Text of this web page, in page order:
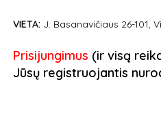
VIETA: J. Basanavičiaus 26-101,
Prisijungimus (ir visą
Jūsų registruojantis